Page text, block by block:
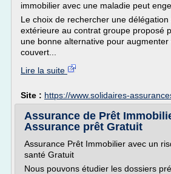
immobilier avec une maladie peut
Le choix de rechercher une
extérieure au contrat groupe proposé
une bonne alternative pour
couvert...
Lire la suite
Site : https://www.solidaires-
Assurance de Prêt
Assurance prêt Gratuit
Assurance Prêt Immobilier avec un
santé Gratuit
Nous pouvons étudier les dossiers